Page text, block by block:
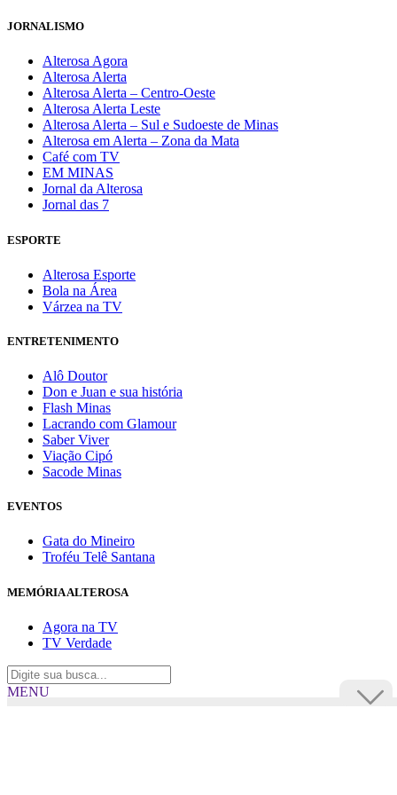
JORNALISMO
Alterosa Agora
Alterosa Alerta
Alterosa Alerta – Centro-Oeste
Alterosa Alerta Leste
Alterosa Alerta – Sul e Sudoeste de Minas
Alterosa em Alerta – Zona da Mata
Café com TV
EM MINAS
Jornal da Alterosa
Jornal das 7
ESPORTE
Alterosa Esporte
Bola na Área
Várzea na TV
ENTRETENIMENTO
Alô Doutor
Don e Juan e sua história
Flash Minas
Lacrando com Glamour
Saber Viver
Viação Cipó
Sacode Minas
EVENTOS
Gata do Mineiro
Troféu Telê Santana
MEMÓRIA ALTEROSA
Agora na TV
TV Verdade
MENU